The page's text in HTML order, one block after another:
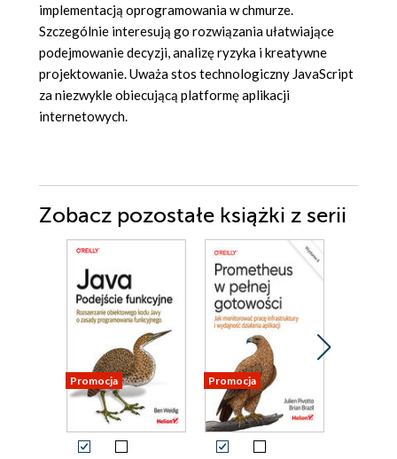
implementacją oprogramowania w chmurze.
Szczególnie interesują go rozwiązania ułatwiające
podejmowanie decyzji, analizę ryzyka i kreatywne
projektowanie. Uważa stos technologiczny JavaScript
za niezwykle obiecującą platformę aplikacji
internetowych.
Zobacz pozostałe książki z serii
Promocja Promocja